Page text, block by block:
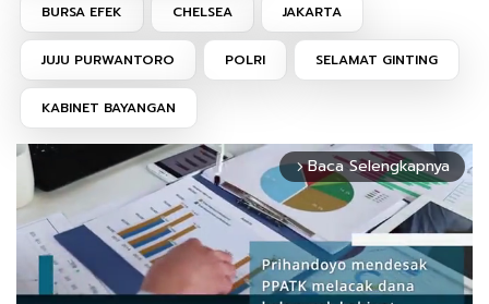
BURSA EFEK CHELSEA JAKARTA
JUJU PURWANTORO POLRI SELAMAT GINTING
KABINET BAYANGAN
arrow_forward_ios Baca Selengkapnya